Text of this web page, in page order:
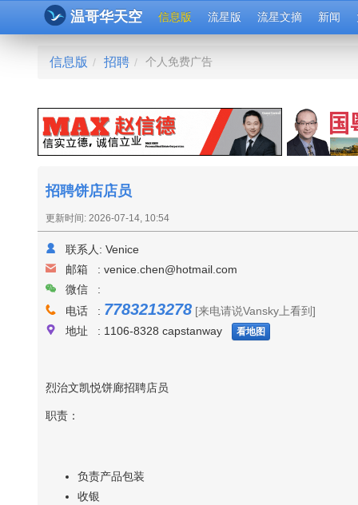
温哥华天空 信息版 流星版 流星文摘 新闻
信息版 / 招聘 / 个人免费广告
招聘饼店店员
更新时间: 2026-07-14, 10:54
联系人: Venice
邮箱 : venice.chen@hotmail.com
微信 :
电话 : 7783213278 [来电请说Vansky上看到]
地址 : 1106-8328 capstanway
看地图
烈治文凯悦饼廊招聘店员
职责：
负责产品包装
收银